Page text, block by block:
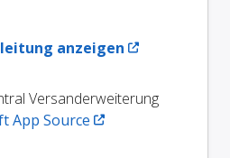
anzeigen
Versanderweiterung
App Source